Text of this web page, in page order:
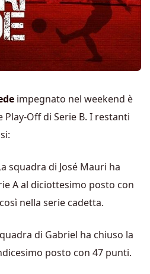
impegnato nel weekend è
Off di Serie B. I restanti
squadra di José Mauri ha
A al diciottesimo posto con
nella serie cadetta.
di Gabriel ha chiuso la
posto con 47 punti.